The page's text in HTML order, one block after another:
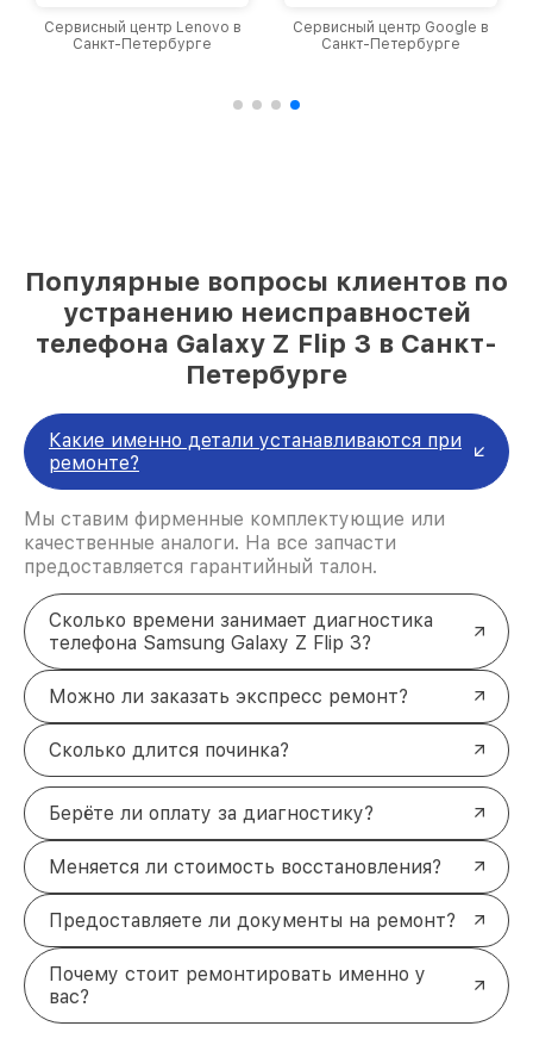
Сервисный центр Lenovo в
Санкт-Петербурге
Сервисный центр Google в
Санкт-Петербурге
Популярные вопросы клиентов по
устранению неисправностей
телефона Galaxy Z Flip 3 в Санкт-
Петербурге
Какие именно детали устанавливаются при
ремонте?
Мы ставим фирменные комплектующие или
качественные аналоги. На все запчасти
предоставляется гарантийный талон.
Сколько времени занимает диагностика
телефона Samsung Galaxy Z Flip 3?
Можно ли заказать экспресс ремонт?
Сколько длится починка?
Берёте ли оплату за диагностику?
Меняется ли стоимость восстановления?
Предоставляете ли документы на ремонт?
Почему стоит ремонтировать именно у
вас?